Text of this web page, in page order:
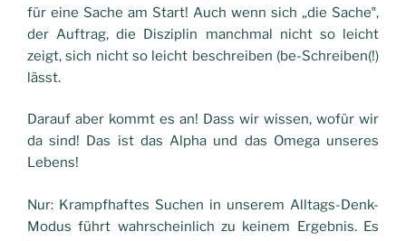
für eine Sache am Start! Auch wenn sich „die Sache‟,
der Auftrag, die Disziplin manchmal nicht so leicht
zeigt, sich nicht so leicht beschreiben (be-Schreiben(!)
lässt.
Darauf aber kommt es an! Dass wir wissen, wofür wir
da sind! Das ist das Alpha und das Omega unseres
Lebens!
Nur: Krampfhaftes Suchen in unserem Alltags-Denk-
Modus führt wahrscheinlich zu keinem Ergebnis. Es